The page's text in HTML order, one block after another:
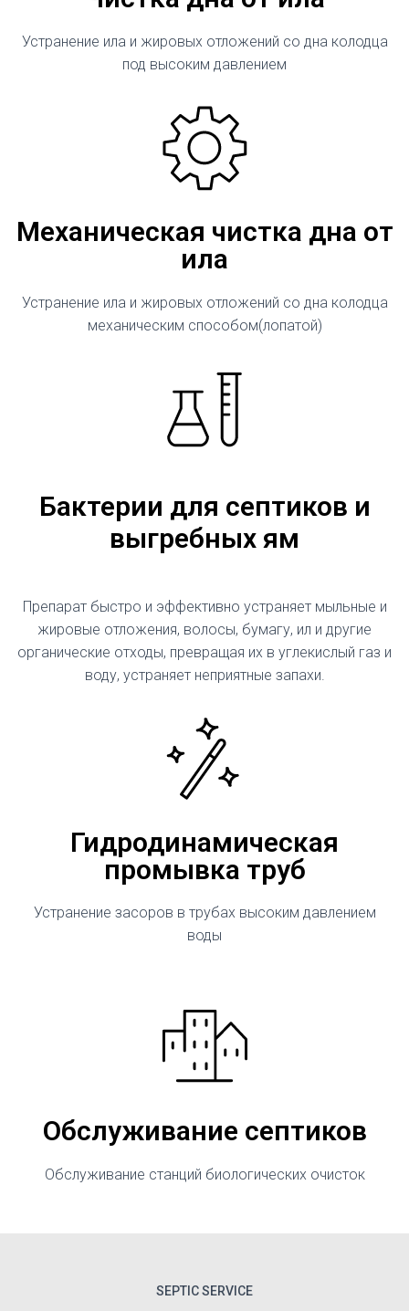
Устранение ила и жировых отложений со дна колодца
под высоким давлением
Механическая чистка дна от
ила
Устранение ила и жировых отложений со дна колодца
механическим способом(лопатой)
Бактерии для септиков и
выгребных ям
Препарат быстро и эффективно устраняет мыльные и
жировые отложения, волосы, бумагу, ил и другие
органические отходы, превращая их в углекислый газ и
воду, устраняет неприятные запахи.
Гидродинамическая
промывка труб
Устранение засоров в трубах высоким давлением
воды
Обслуживание септиков
Обслуживание станций биологических очисток
SEPTIC SERVICE